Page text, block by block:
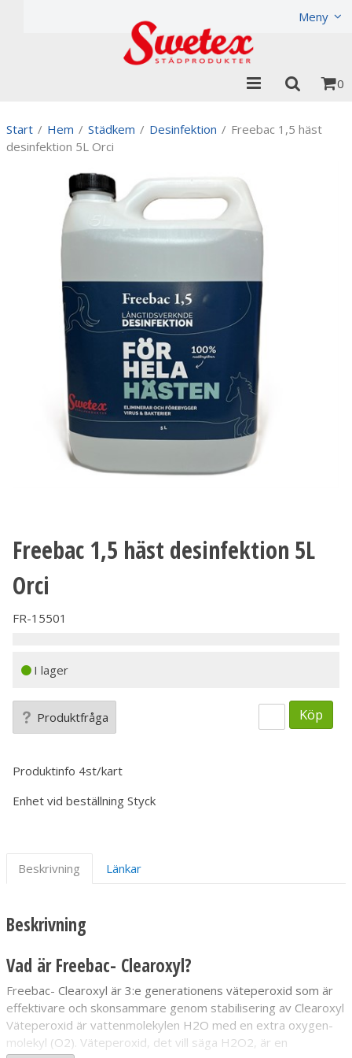
Meny
0
Start / Hem / Städkem / Desinfektion / Freebac 1,5 häst
desinfektion 5L Orci
Freebac 1,5 häst desinfektion 5L
Orci
FR-15501
I lager
Produktfråga Köp
Produktinfo 4st/kart
Enhet vid beställning Styck
Beskrivning Länkar
Beskrivning
Vad är Freebac- Clearoxyl?
Freebac- Clearoxyl är 3:e generationens väteperoxid som är
effektivare och skonsammare genom stabilisering av Clearoxyl
Väteperoxid är vattenmolekylen H2O med en extra oxygen-
molekyl (O2). Väteperoxid, det vill säga H2O2, är en